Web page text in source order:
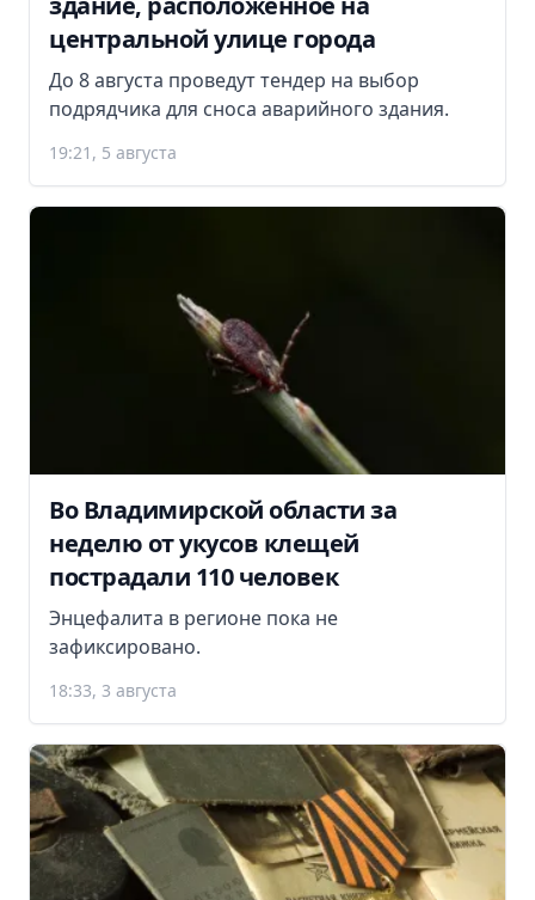
центральной улице города
До 8 августа проведут тендер на выбор
подрядчика для сноса аварийного здания.
19:21, 5 августа
Во Владимирской области за
неделю от укусов клещей
пострадали 110 человек
Энцефалита в регионе пока не
зафиксировано.
18:33, 3 августа